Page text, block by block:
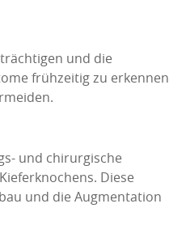
und die
frühzeitig zu erkennen
und chirurgische
Diese
und die Augmentation